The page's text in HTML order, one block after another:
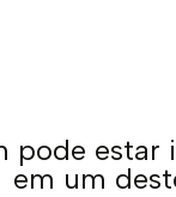
pode estar
em um